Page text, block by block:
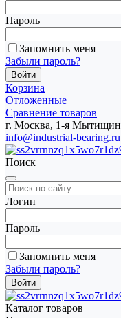
Пароль
Запомнить меня
Забыли пароль?
Корзина
Отложенные
Сравнение товаров
г. Москва, 1-я
info@industrial-bearing.ru
Поиск
Логин
Пароль
Запомнить меня
Забыли пароль?
Каталог товаров